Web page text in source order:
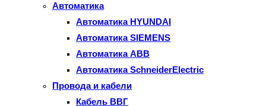
Автоматика
Автоматика HYUNDAI
Автоматика SIEMENS
Автоматика ABB
Автоматика SchneiderElectric
Провода и кабели
Кабель ВВГ